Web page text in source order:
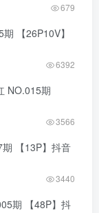
679
【26P10V】
6392
NO.015期
3566
【13P】抖音
3440
期 【48P】抖